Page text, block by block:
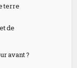
terre
de
avant ?